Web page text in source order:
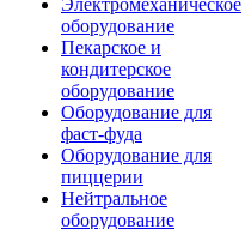
Электромеханическое
оборудование
Пекарское и
кондитерское
оборудование
Оборудование для
фаст-фуда
Оборудование для
пиццерии
Нейтральное
оборудование